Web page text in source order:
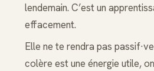
lendemain. C’est un
effacement.
Elle ne te rendra pas
colère est une énergie utile,